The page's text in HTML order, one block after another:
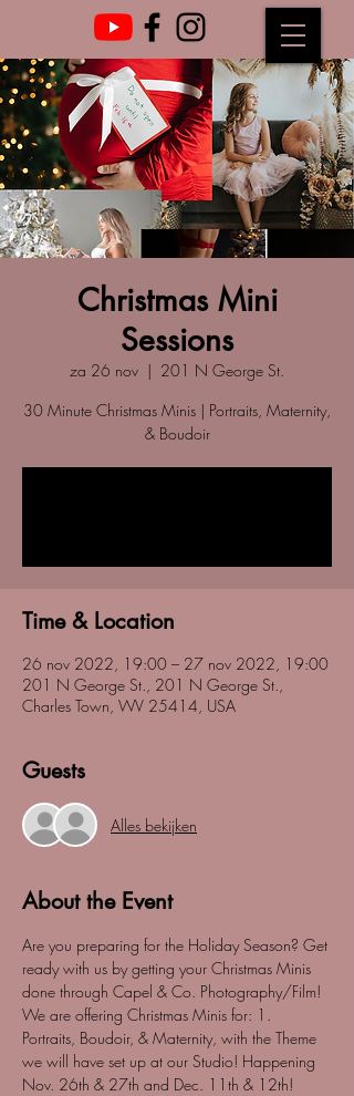
Christmas Mini
Sessions
za 26 nov
  |
201 N George St.
30 Minute Christmas Minis | Portraits, Maternity,
& Boudoir
Time & Location
26 nov 2022, 19:00 – 27 nov 2022, 19:00
201 N George St., 201 N George St.,
Charles Town, WV 25414, USA
Guests
Alles bekijken
About the Event
Are you preparing for the Holiday Season? Get
ready with us by getting your Christmas Minis
done through Capel & Co. Photography/Film!
We are offering Christmas Minis for: 1.
Portraits, Boudoir, & Maternity, with the Theme
we will have set up at our Studio! Happening
Nov. 26th & 27th and Dec. 11th & 12th!